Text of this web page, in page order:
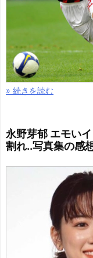
» 続きを読む
永野芽郁 エモい
割れ..写真集の感